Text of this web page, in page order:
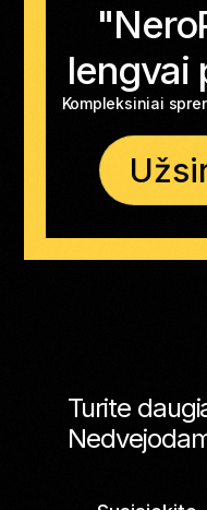
lengvai
Kompleksiniai
Turite